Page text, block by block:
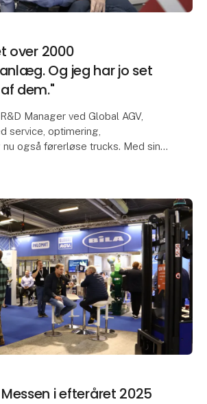
over 2000
Og jeg har jo set
dem."
Manager ved Global AGV,
service, optimering,
også førerløse trucks. Med sin
i efteråret 2025